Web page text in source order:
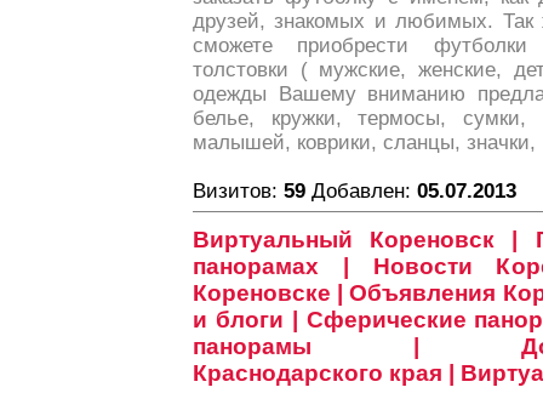
друзей, знакомых и любимых. Так
сможете приобрести
толстовки ( мужские, женские,
одежды Вашему вниманию
белье, кружки, термосы, сумки,
малышей, коврики, сланцы, значки,
Визитов: 59 Добавлен: 05.07.2013
Виртуальный Кореновск |
панорамах | Новости
Кореновске | Объявления
и блоги | Сферические
панорамы |
Краснодарского края |